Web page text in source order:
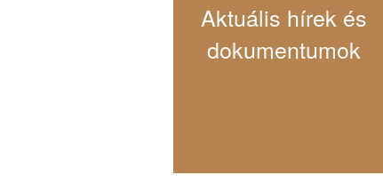
Aktuális hírek és
dokumentumok